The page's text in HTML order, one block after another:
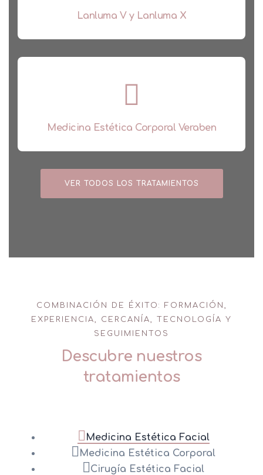
Lanluma V y Lanluma X
Medicina Estética Corporal Veraben
VER TODOS LOS TRATAMIENTOS
COMBINACIÓN DE ÉXITO: FORMACIÓN,
EXPERIENCIA, CERCANÍA, TECNOLOGÍA Y
SEGUIMIENTOS
Descubre nuestros
tratamientos
Medicina Estética Facial
Medicina Estética Corporal
Cirugía Estética Facial